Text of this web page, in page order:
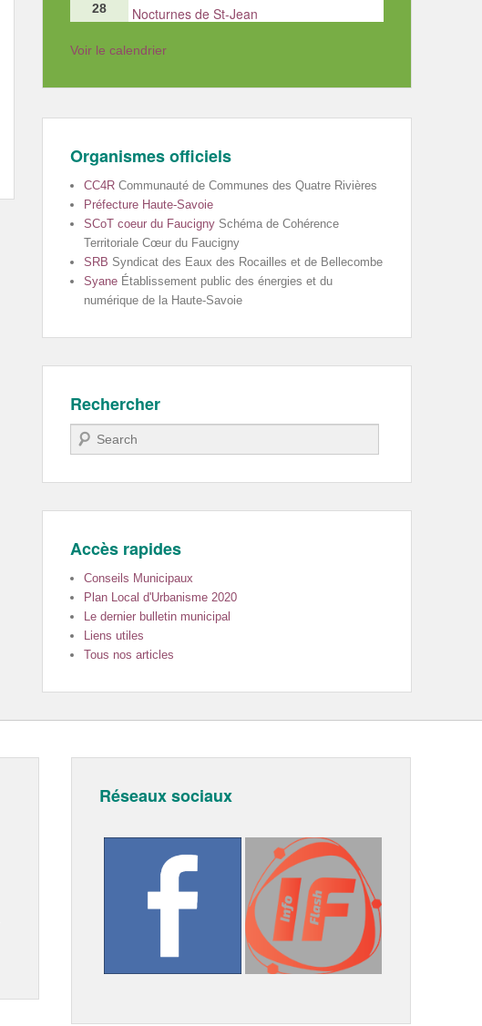
28
Nocturnes de St-Jean
Voir le calendrier
Organismes officiels
CC4R Communauté de Communes des Quatre Rivières
Préfecture Haute-Savoie
SCoT coeur du Faucigny Schéma de Cohérence
Territoriale Cœur du Faucigny
SRB Syndicat des Eaux des Rocailles et de Bellecombe
Syane Établissement public des énergies et du
numérique de la Haute-Savoie
Rechercher
Recherche
Accès rapides
Conseils Municipaux
Plan Local d'Urbanisme 2020
Le dernier bulletin municipal
Liens utiles
Tous nos articles
Réseaux sociaux